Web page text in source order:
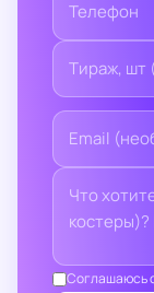
Соглашаюсь